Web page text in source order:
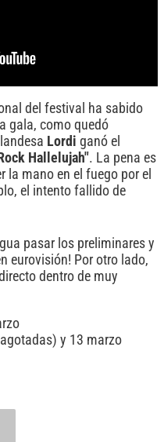
del festival ha sabido
gala, como quedó
Lordi ganó el
Hallelujah". La pena es
la mano en el fuego por el
el intento fallido de
pasar los preliminares y
eurovisión! Por otro lado,
dentro de muy
y 13 marzo